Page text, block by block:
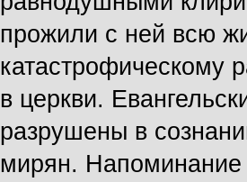
прожили с ней всю
катастрофическому
в церкви.
разрушены в
мирян. Напоминание